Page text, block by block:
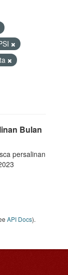
Bulan
persalinan
API Docs).